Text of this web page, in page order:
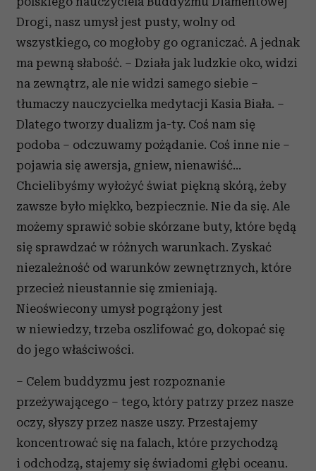
Drogi, nasz umysł jest pusty, wolny od
wszystkiego, co mogłoby go ograniczać. A jednak
ma pewną słabość. – Działa jak ludzkie oko, widzi
na zewnątrz, ale nie widzi samego siebie –
tłumaczy nauczycielka medytacji Kasia Biała. –
Dlatego tworzy dualizm ja-ty. Coś nam się
podoba – odczuwamy pożądanie. Coś inne nie –
pojawia się awersja, gniew, nienawiść...
Chcielibyśmy wyłożyć świat piękną skórą, żeby
zawsze było miękko, bezpiecznie. Nie da się. Ale
możemy sprawić sobie skórzane buty, które będą
się sprawdzać w różnych warunkach. Zyskać
niezależność od warunków zewnętrznych, które
przecież nieustannie się zmieniają.
Nieoświecony umysł pogrążony jest
w niewiedzy, trzeba oszlifować go, dokopać się
do jego właściwości.
– Celem buddyzmu jest rozpoznanie
przeżywającego – tego, który patrzy przez nasze
oczy, słyszy przez nasze uszy. Przestajemy
koncentrować się na falach, które przychodzą
i odchodzą, stajemy się świadomi głębi oceanu.